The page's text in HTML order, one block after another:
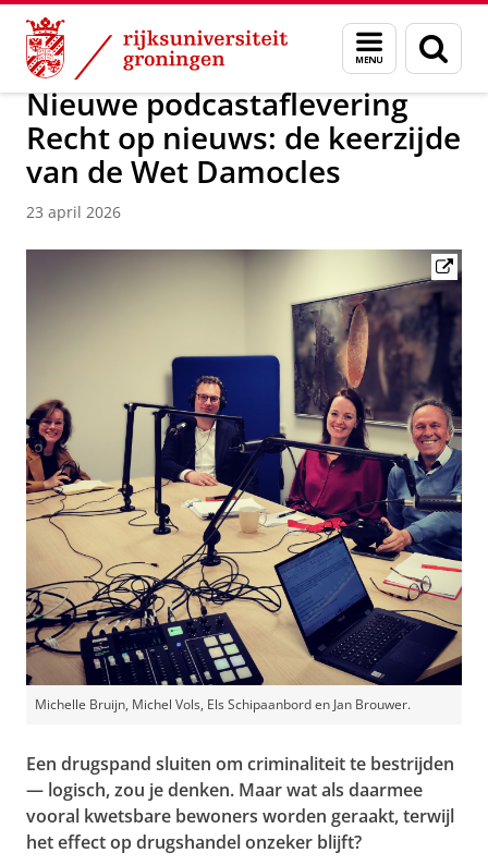
Skip
Content
Skip
Navigation
Menu
en
zoeken
Over ons Nieuwsarchief
Nieuwe podcastaflevering
Recht op nieuws: de keerzijde
van de Wet Damocles
23 april 2026
Michelle Bruijn, Michel Vols, Els Schipaanbord en Jan Brouwer.
Een drugspand sluiten om criminaliteit te bestrijden
— logisch, zou je denken. Maar wat als daarmee
vooral kwetsbare bewoners worden geraakt, terwijl
het effect op drugshandel onzeker blijft?